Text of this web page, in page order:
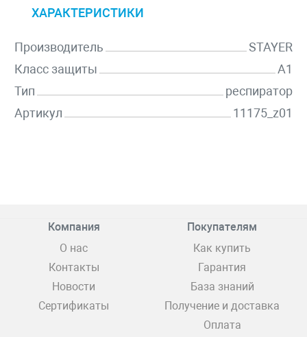
ХАРАКТЕРИСТИКИ
Производитель
STAYER
Класс защиты
A1
Тип
респиратор
Артикул
11175_z01
Компания
О нас
Контакты
Новости
Сертификаты
Покупателям
Как купить
Гарантия
База знаний
Получение и доставка
Оплата